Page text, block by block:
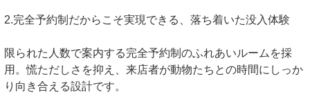
2.完全予約制だからこそ実現できる、落ち着いた没入体験
限られた人数で案内する完全予約制のふれあいルームを採
用。慌ただしさを抑え、来店者が動物たちとの時間にしっか
り向き合える設計です。